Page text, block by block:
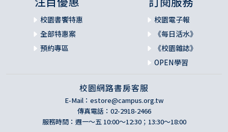
校園書饗特惠
全部特惠案
預約專區
校園電子報
《每日活水》
《校園雜誌》
OPEN學習
校園網路書房客服
E-Mail： estore@campus.org.tw
傳真電話：02-2918-2466
服務時間：週一～五 10:00～12:30；13:30～18:00